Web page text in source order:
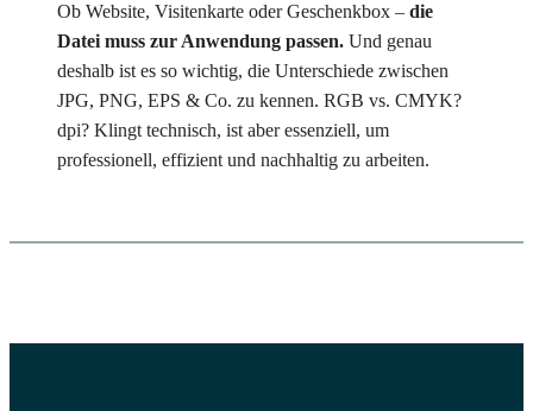
Ob Website, Visitenkarte oder Geschenkbox – die
Datei muss zur Anwendung passen. Und genau
deshalb ist es so wichtig, die Unterschiede zwischen
JPG, PNG, EPS & Co. zu kennen. RGB vs. CMYK?
dpi? Klingt technisch, ist aber essenziell, um
professionell, effizient und nachhaltig zu arbeiten.